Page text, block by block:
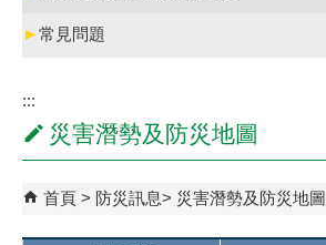
►常見問題
:::
災害潛勢及防災地圖
首頁 防災訊息 災害潛勢及防災地圖